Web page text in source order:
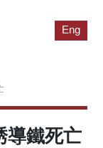
Eng
導鐵死亡